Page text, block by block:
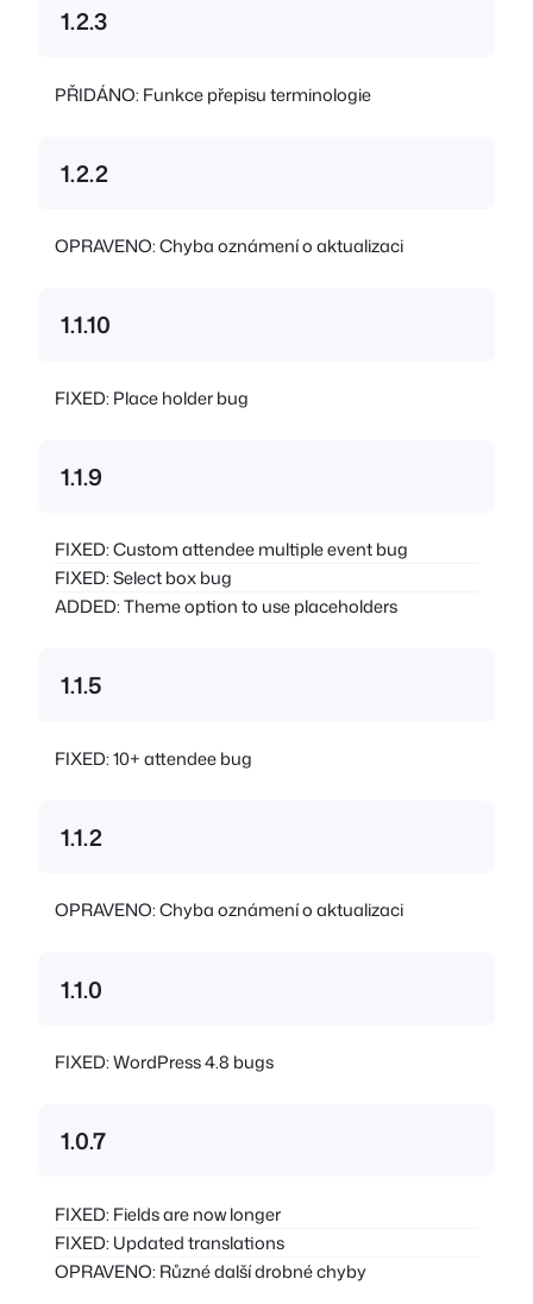
1.2.3
PŘIDÁNO: Funkce přepisu terminologie
1.2.2
OPRAVENO: Chyba oznámení o aktualizaci
1.1.10
FIXED: Place holder bug
1.1.9
FIXED: Custom attendee multiple event bug
FIXED: Select box bug
ADDED: Theme option to use placeholders
1.1.5
FIXED: 10+ attendee bug
1.1.2
OPRAVENO: Chyba oznámení o aktualizaci
1.1.0
FIXED: WordPress 4.8 bugs
1.0.7
FIXED: Fields are now longer
FIXED: Updated translations
OPRAVENO: Různé další drobné chyby